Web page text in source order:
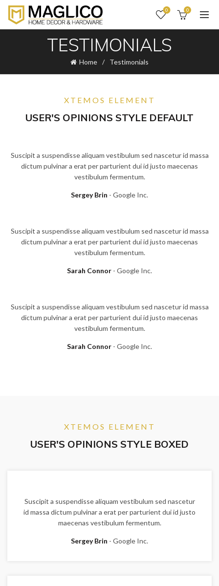
0 0
TESTIMONIALS
Home Testimonials
XTEMOS ELEMENT
USER'S OPINIONS STYLE DEFAULT
Suscipit a suspendisse aliquam vestibulum sed nascetur id massa
dictum pulvinar a erat per parturient dui id justo maecenas
vestibulum fermentum.
Sergey Brin Google Inc.
Suscipit a suspendisse aliquam vestibulum sed nascetur id massa
dictum pulvinar a erat per parturient dui id justo maecenas
vestibulum fermentum.
Sarah Connor Google Inc.
Suscipit a suspendisse aliquam vestibulum sed nascetur id massa
dictum pulvinar a erat per parturient dui id justo maecenas
vestibulum fermentum.
Sarah Connor Google Inc.
XTEMOS ELEMENT
USER'S OPINIONS STYLE BOXED
Suscipit a suspendisse aliquam vestibulum sed nascetur
id massa dictum pulvinar a erat per parturient dui id justo
maecenas vestibulum fermentum.
Sergey Brin Google Inc.